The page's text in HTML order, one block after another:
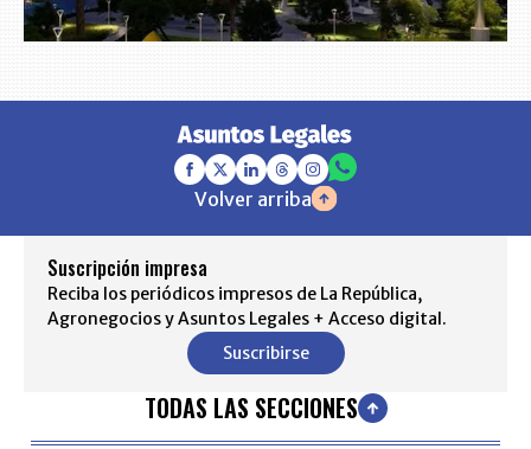
Volver arriba
Suscripción impresa
Reciba los periódicos impresos de La República,
Agronegocios y Asuntos Legales + Acceso digital.
Suscribirse
TODAS LAS SECCIONES